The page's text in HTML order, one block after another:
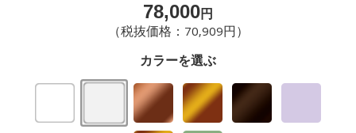
78,000円
（税抜価格：70,909円）
カラーを選ぶ